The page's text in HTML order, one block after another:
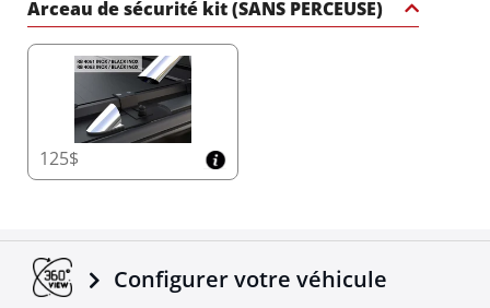
Arceau de sécurité kit (SANS PERCEUSE)
125$
Configurer votre véhicule